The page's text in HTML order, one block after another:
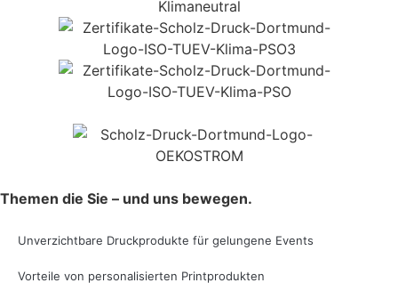
Themen die Sie – und uns bewegen.
Unverzichtbare Druckprodukte für gelungene Events
Vorteile von personalisierten Printprodukten